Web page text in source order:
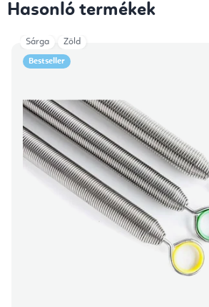
Hasonló termékek
Bestseller
Sárga Zöld